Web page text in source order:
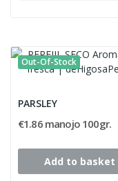
Out-Of-Stock
PARSLEY
€1.86 manojo 100gr.
Add to basket